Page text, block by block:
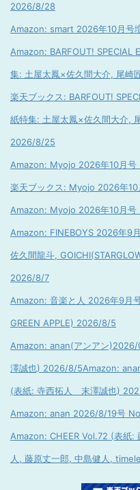
2026/8/28
Amazon: smart 2026年10月号
Amazon: BARFOUT! SPECIAL
集: 土屋太鳳×佐久間大介, 尾
楽天ブックス: BARFOUT!
紙特集: 土屋太鳳×佐久間大介,
2026/8/25
Amazon: Myojo 2026年10月
楽天ブックス: Myojo 2026年
Amazon: Myojo 2026年10月
Amazon: FINEBOYS 2026年9
佐久間龍斗,
2026/8/7
Amazon: 音楽と人 2026年9月
GREEN APPLE) 2026/8/5
Amazon: anan(アンアン
澤誠也) 2026/8/5Amazon:
(表紙: 寺西拓人 末澤誠也)
Amazon: anan 2026/8/19号
Amazon: CHEER Vol.72 (表紙
人, 藤原丈一郎, 中島健人,